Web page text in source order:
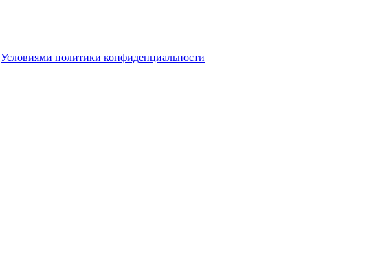
Условиями политики конфиденциальности